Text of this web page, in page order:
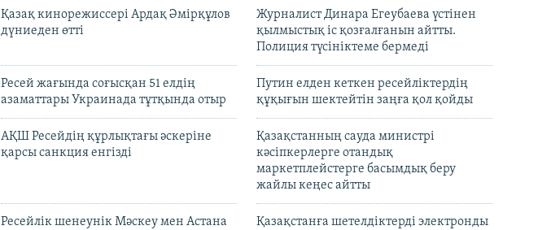
Қазақ кинорежиссері Ардақ Әмірқұлов
дүниеден өтті
Журналист Динара Егеубаева үстінен
қылмыстық іс қозғалғанын айтты.
Полиция түсініктеме бермеді
Ресей жағында соғысқан 51 елдің
азаматтары Украинада тұтқында отыр
Путин елден кеткен ресейліктердің
құқығын шектейтін заңға қол қойды
АҚШ Ресейдің құрлықтағы әскеріне
қарсы санкция енгізді
Қазақстанның сауда министрі
кәсіпкерлерге отандық
маркетплейстерге басымдық беру
жайлы кеңес айтты
Ресейлік шенеунік Мәскеу мен Астана
Қазақстанға шетелдіктерді электронды